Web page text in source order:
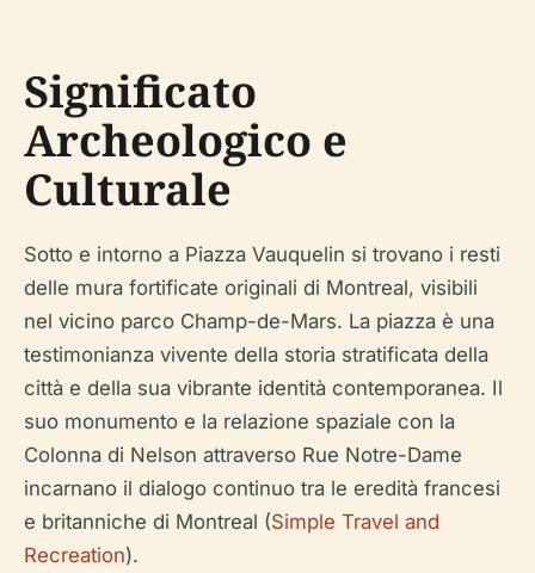
Significato
Archeologico e
Culturale
Sotto e intorno a Piazza Vauquelin si trovano i resti
delle mura fortificate originali di Montreal, visibili
nel vicino parco Champ-de-Mars. La piazza è una
testimonianza vivente della storia stratificata della
città e della sua vibrante identità contemporanea. Il
suo monumento e la relazione spaziale con la
Colonna di Nelson attraverso Rue Notre-Dame
incarnano il dialogo continuo tra le eredità francesi
e britanniche di Montreal (Simple Travel and
Recreation).